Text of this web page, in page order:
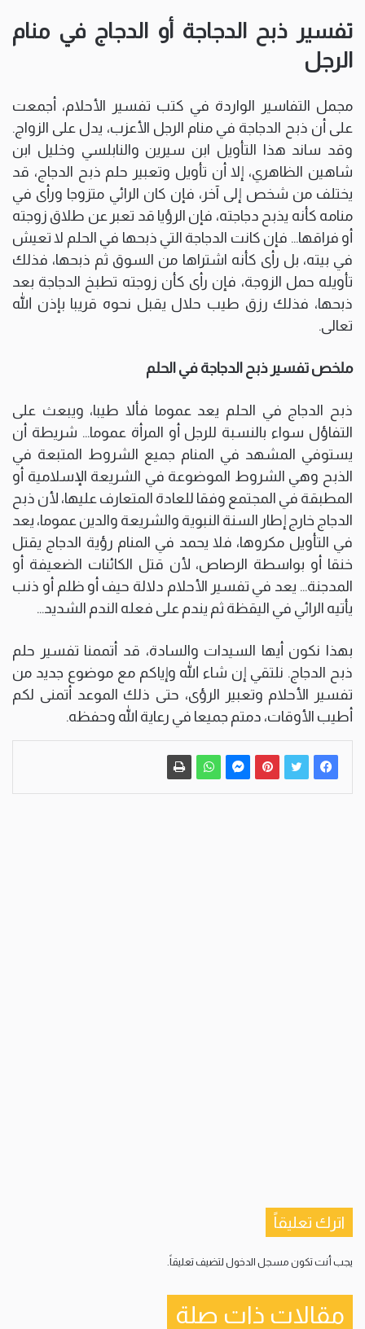
تفسير ذبح الدجاجة أو الدجاج في منام
الرجل
مجمل التفاسير الواردة في كتب تفسير الأحلام، أجمعت
على أن ذبح الدجاجة في منام الرجل الأعزب، يدل على الزواج.
وقد ساند هذا التأويل ابن سيرين والنابلسي وخليل ابن
شاهين الظاهري، إلا أن تأويل وتعبير حلم ذبح الدجاج، قد
يختلف من شخص إلى آخر، فإن كان الرائي متزوجا ورأى في
منامه كأنه يذبح دجاجته، فإن الرؤيا قد تعبر عن طلاق زوجته
أو فراقها… فإن كانت الدجاجة التي ذبحها في الحلم لا تعيش
في بيته، بل رأى كأنه اشتراها من السوق ثم ذبحها، فذلك
تأويله حمل الزوجة، فإن رأى كأن زوجته تطبخ الدجاجة بعد
ذبحها، فذلك رزق طيب حلال يقبل نحوه قريبا بإذن الله
تعالى.
ملخص تفسير ذبح الدجاجة في الحلم
ذبح الدجاج في الحلم يعد عموما فألا طيبا، ويبعث على
التفاؤل سواء بالنسبة للرجل أو المرأة عموما… شريطة أن
يستوفي المشهد في المنام جميع الشروط المتبعة في
الذبح وهي الشروط الموضوعة في الشريعة الإسلامية أو
المطبقة في المجتمع وفقا للعادة المتعارف عليها، لأن ذبح
الدجاج خارج إطار السنة النبوية والشريعة والدين عموما، يعد
في التأويل مكروها، فلا يحمد في المنام رؤية الدجاج يقتل
خنقا أو بواسطة الرصاص، لأن قتل الكائنات الضعيفة أو
المدجنة… يعد في تفسير الأحلام دلالة حيف أو ظلم أو ذنب
يأتيه الرائي في اليقظة ثم يندم على فعله الندم الشديد…
بهذا نكون أيها السيدات والسادة، قد أتممنا تفسير حلم
ذبح الدجاج. نلتقي إن شاء الله وإياكم مع موضوع جديد من
تفسير الأحلام وتعبير الرؤى، حتى ذلك الموعد أتمنى لكم
أطيب الأوقات، دمتم جميعا في رعاية الله وحفظه.
اترك تعليقاً
يجب أنت تكون مسجل الدخول لتضيف تعليقاً.
مقالات ذات صلة